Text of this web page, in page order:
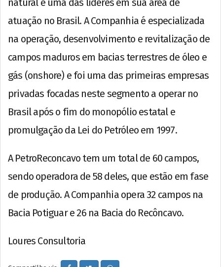
atuação no Brasil. A Companhia é especializada
na operação, desenvolvimento e revitalização de
campos maduros em bacias terrestres de óleo e
gás (onshore) e foi uma das primeiras empresas
privadas focadas neste segmento a operar no
Brasil após o fim do monopólio estatal e
promulgação da Lei do Petróleo em 1997.
A PetroReconcavo tem um total de 60 campos,
sendo operadora de 58 deles, que estão em fase
de produção. A Companhia opera 32 campos na
Bacia Potiguar e 26 na Bacia do Recôncavo.
Loures Consultoria